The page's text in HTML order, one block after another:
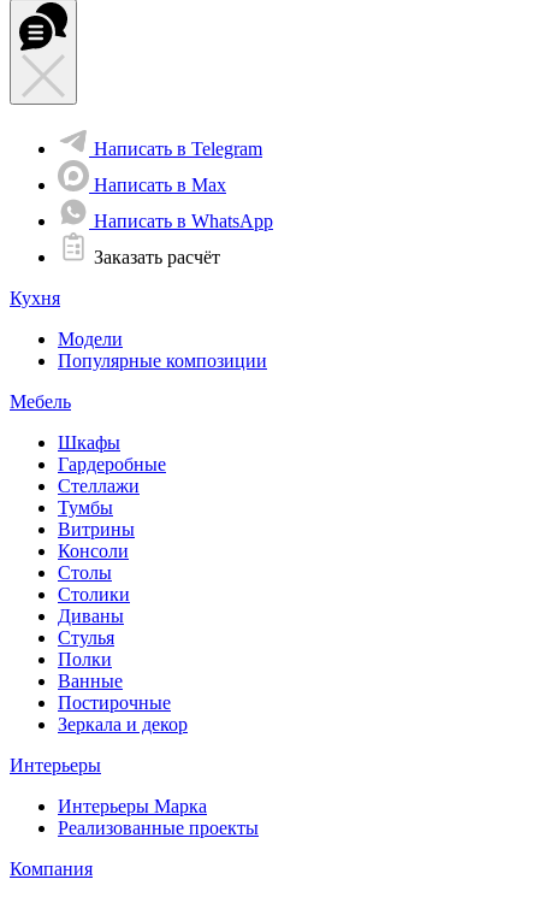
Написать в Telegram
Написать в Max
Написать в WhatsApp
Заказать расчёт
Кухня
Модели
Популярные композиции
Мебель
Шкафы
Гардеробные
Стеллажи
Тумбы
Витрины
Консоли
Столы
Столики
Диваны
Стулья
Полки
Ванные
Постирочные
Зеркала и декор
Интерьеры
Интерьеры Марка
Реализованные проекты
Компания